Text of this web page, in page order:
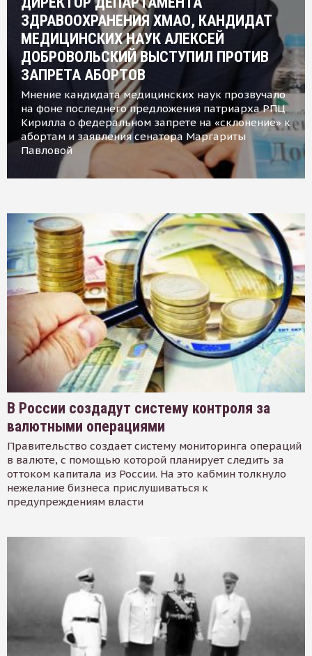
ЗДРАВООХРАНЕНИЯ ХМАО, КАНДИДАТ
МЕДИЦИНСКИХ НАУК АЛЕКСЕЙ
ДОБРОВОЛЬСКИЙ ВЫСТУПИЛ ПРОТИВ
ЗАПРЕТА АБОРТОВ
Мнение кандидата медицинских наук прозвучало
на фоне последнего предложения патриарха РПЦ
Кирилла о федеральном запрете на «склонение» к
абортам и заявления сенатора Маргариты
Павловой
В России создадут систему контроля за
валютными операциями
Правительство создает систему мониторинга операций
в валюте, с помощью которой планирует следить за
оттоком капитала из России. На это кабмин толкнуло
нежелание бизнеса прислушиваться к
предупреждениям власти